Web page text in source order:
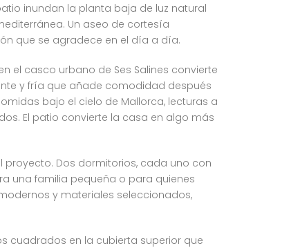
inundan la planta baja de luz natural
Un aseo de cortesía
que se agradece en el día a día.
el casco urbano de Ses Salines convierte
y fría que añade comodidad después
bajo el cielo de Mallorca, lecturas a
El patio convierte la casa en algo más
Dos dormitorios, cada uno con
una familia pequeña o para quienes
y materiales seleccionados,
cuadrados en la cubierta superior que